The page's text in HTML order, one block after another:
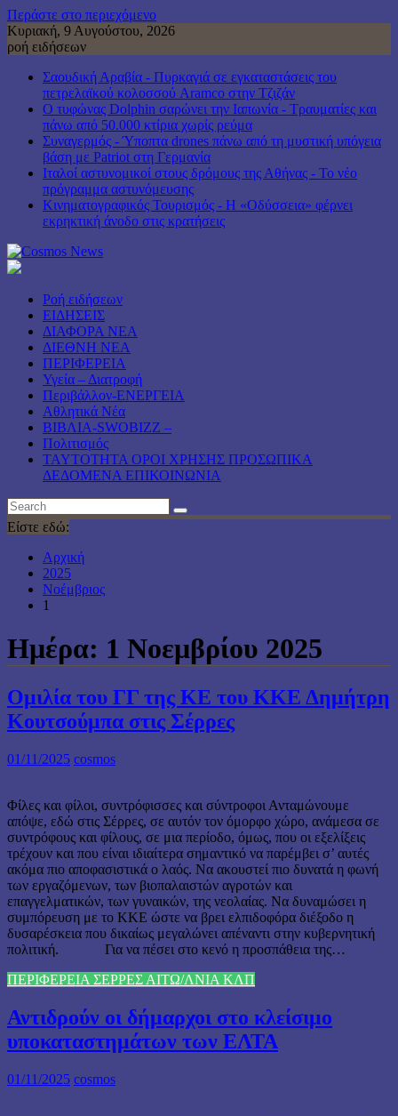
Περάστε στο περιεχόμενο
Κυριακή, 9 Αυγούστου, 2026
ροή ειδήσεων
Σαουδική Αραβία - Πυρκαγιά σε εγκαταστάσεις του
πετρελαϊκού κολοσσού Aramco στην Τζιζάν
Ο τυφώνας Dolphin σαρώνει την Ιαπωνία - Τραυματίες και
πάνω από 50.000 κτίρια χωρίς ρεύμα
Συναγερμός - Ύποπτα drones πάνω από τη μυστική υπόγεια
βάση με Patriot στη Γερμανία
Ιταλοί αστυνομικοί στους δρόμους της Αθήνας - Το νέο
πρόγραμμα αστυνόμευσης
Κινηματογραφικός Τουρισμός - Η «Οδύσσεια» φέρνει
εκρηκτική άνοδο στις κρατήσεις
Ροή ειδήσεων
ΕΙΔΗΣΕΙΣ
ΔΙΑΦΟΡΑ ΝΕΑ
ΔΙΕΘΝΗ ΝΕΑ
ΠΕΡΙΦΕΡΕΙΑ
Υγεία – Διατροφή
Περιβάλλον-ΕΝΕΡΓΕΙΑ
Αθλητικά Νέα
ΒΙΒΛΙΑ-SWOBIZZ –
Πολιτισμός
TAYTOTHTA ΟΡΟΙ ΧΡΗΣΗΣ ΠΡΟΣΩΠΙΚΑ
ΔΕΔΟΜΕΝΑ ΕΠΙΚΟΙΝΩΝΙΑ
Είστε εδώ:
Αρχική
2025
Νοέμβριος
1
Ημέρα: 1 Νοεμβρίου 2025
Ομιλία του ΓΓ της ΚΕ του ΚΚΕ Δημήτρη
Κουτσούμπα στις Σέρρες
01/11/2025 cosmos
Φίλες και φίλοι, συντρόφισσες και σύντροφοι Ανταμώνουμε
απόψε, εδώ στις Σέρρες, σε αυτόν τον όμορφο χώρο, ανάμεσα σε
συντρόφους και φίλους, σε μια περίοδο, όμως, που οι εξελίξεις
τρέχουν και που είναι ιδιαίτερα σημαντικό να παρέμβει σ’ αυτές
ακόμα πιο αποφασιστικά ο λαός. Να ακουστεί πιο δυνατά η φωνή
των εργαζόμενων, των βιοπαλαιστών αγροτών και
επαγγελματικών, των γυναικών, της νεολαίας. Να δυναμώσει η
συμπόρευση με το ΚΚΕ ώστε να βρει ελπιδοφόρα διέξοδο η
δυσαρέσκεια που δικαίως μεγαλώνει απέναντι στην κυβερνητική
πολιτική. Για να πέσει στο κενό η προσπάθεια της…
ΠΕΡΙΦΕΡΕΙΑ ΣΕΡΡΕΣ ΑΙΤΩ/ΛΝΙΑ ΚΛΠ
Αντιδρούν οι δήμαρχοι στο κλείσιμο
υποκαταστημάτων των ΕΛΤΑ
01/11/2025 cosmos